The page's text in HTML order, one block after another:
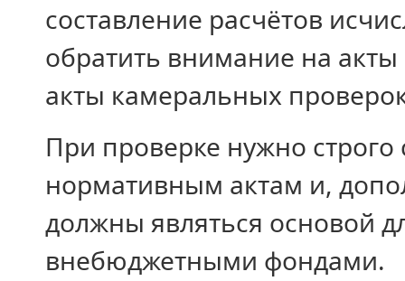
составление расчётов
обратить внимание на
акты камеральных
При проверке нужно
нормативным актам и,
должны являться основой
внебюджетными фондами.